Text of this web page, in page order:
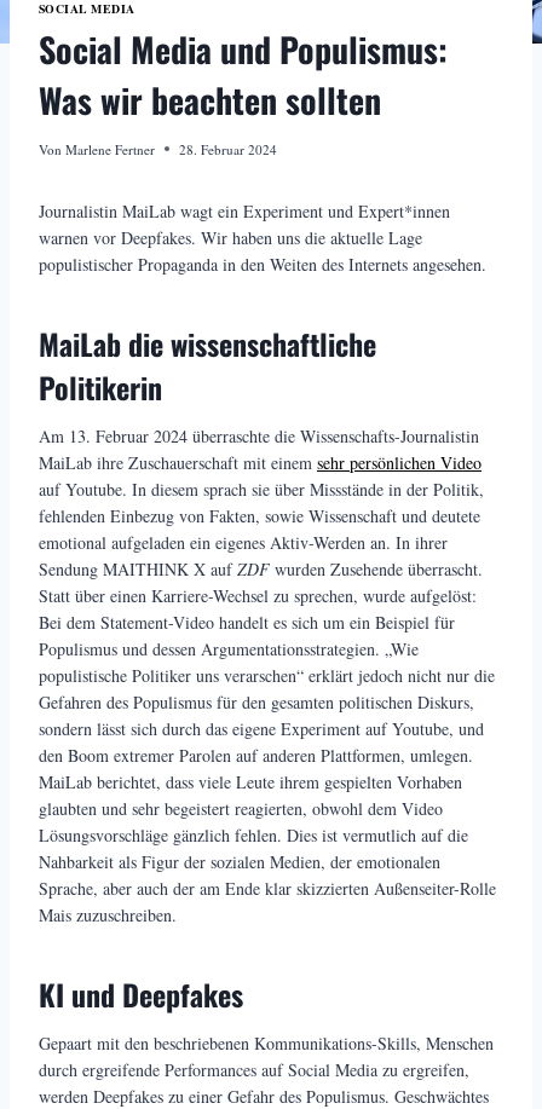
SOCIAL MEDIA
Social Media und Populismus:
Was wir beachten sollten
Von Marlene Fertner 28. Februar 2024
Journalistin MaiLab wagt ein Experiment und Expert*innen
warnen vor Deepfakes. Wir haben uns die aktuelle Lage
populistischer Propaganda in den Weiten des Internets angesehen.
MaiLab die wissenschaftliche
Politikerin
Am 13. Februar 2024 überraschte die Wissenschafts-Journalistin
MaiLab ihre Zuschauerschaft mit einem sehr persönlichen Video
auf Youtube. In diesem sprach sie über Missstände in der Politik,
fehlenden Einbezug von Fakten, sowie Wissenschaft und deutete
emotional aufgeladen ein eigenes Aktiv-Werden an. In ihrer
Sendung MAITHINK X aufZDF wurden Zusehende überrascht.
Statt über einen Karriere-Wechsel zu sprechen, wurde aufgelöst:
Bei dem Statement-Video handelt es sich um ein Beispiel für
Populismus und dessen Argumentationsstrategien. „Wie
populistische Politiker uns verarschen“ erklärt jedoch nicht nur die
Gefahren des Populismus für den gesamten politischen Diskurs,
sondern lässt sich durch das eigene Experiment auf Youtube, und
den Boom extremer Parolen auf anderen Plattformen, umlegen.
MaiLab berichtet, dass viele Leute ihrem gespielten Vorhaben
glaubten und sehr begeistert reagierten, obwohl dem Video
Lösungsvorschläge gänzlich fehlen. Dies ist vermutlich auf die
Nahbarkeit als Figur der sozialen Medien, der emotionalen
Sprache, aber auch der am Ende klar skizzierten Außenseiter-Rolle
Mais zuzuschreiben.
KI und Deepfakes
Gepaart mit den beschriebenen Kommunikations-Skills, Menschen
durch ergreifende Performances auf Social Media zu ergreifen,
werden Deepfakes zu einer Gefahr des Populismus. Geschwächtes